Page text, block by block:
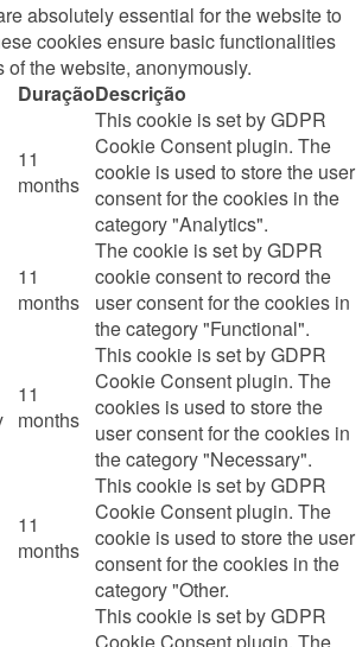
absolutely essential for the website to
cookies ensure basic functionalities
of the website, anonymously.
DuraçãoDescrição
11
months
This cookie is set by GDPR
Cookie Consent plugin. The
cookie is used to store the user
consent for the cookies in the
category "Analytics".
11
months
The cookie is set by GDPR
cookie consent to record the
user consent for the cookies in
the category "Functional".
11
months
This cookie is set by GDPR
Cookie Consent plugin. The
cookies is used to store the
user consent for the cookies in
the category "Necessary".
11
months
This cookie is set by GDPR
Cookie Consent plugin. The
cookie is used to store the user
consent for the cookies in the
category "Other.
This cookie is set by GDPR
Cookie Consent plugin. The